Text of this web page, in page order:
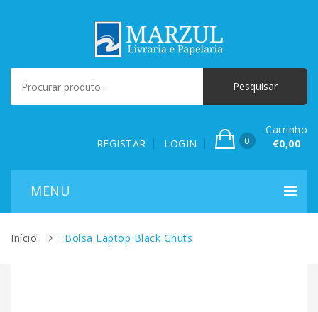
REGISTAR LOGIN 0
Carrinho
€0,00
Início Bolsa Laptop Black Ghuts